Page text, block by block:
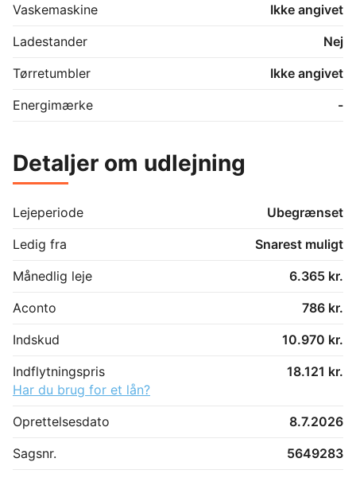
Vaskemaskine
Ikke angivet
Ladestander
Nej
Tørretumbler
Ikke angivet
Energimærke
-
Detaljer om udlejning
Lejeperiode
Ubegrænset
Ledig fra
Snarest muligt
Månedlig leje
6.365 kr.
Aconto
786 kr.
Indskud
10.970 kr.
Indflytningspris
18.121 kr.
Har du brug for et lån?
Oprettelsesdato
8.7.2026
Sagsnr.
5649283